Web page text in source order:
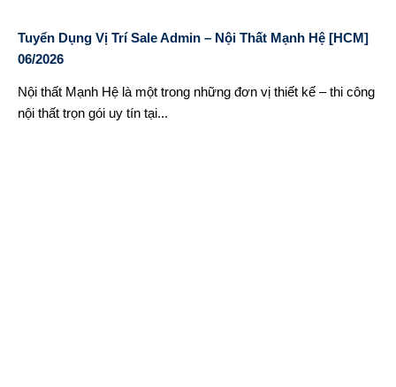
Tuyển Dụng Vị Trí Sale Admin – Nội Thất Mạnh Hệ [HCM]
06/2026
Nội thất Mạnh Hệ là một trong những đơn vị thiết kế – thi công
nội thất trọn gói uy tín tại...